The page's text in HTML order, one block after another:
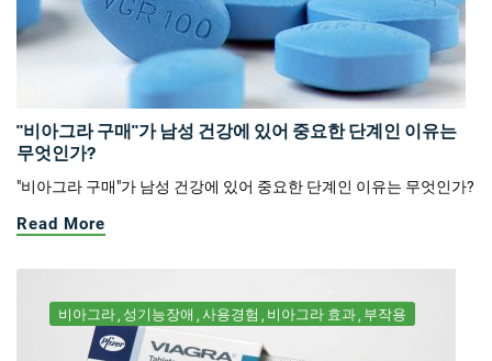
"비아그라 구매"가 남성 건강에 있어 중요한 단계인 이유는
무엇인가?
"비아그라 구매"가 남성 건강에 있어 중요한 단계인 이유는 무엇인가?
Read More
비아그라 성기능장애 사용경험 비아그라 효과 부작용